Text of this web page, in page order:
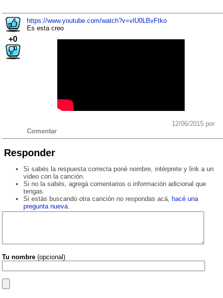
+0
https://www.youtube.com/watch?v=vlU0LBvFtko
Es esta creo
12/06/2015 por
Comentar
Responder
Si sabés la respuesta correcta poné nombre, intérprete y link a un
video con la canción.
Si no la sabés, agregá comentarios o información adicional que
tengas.
Si estás buscando otra canción no respondas acá, hacé una
pregunta nueva.
Tu nombre (opcional)